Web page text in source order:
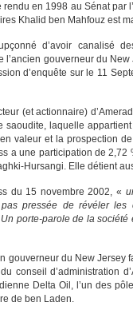
rendu en 1998 au Sénat
Khalid ben Mahfouz est
d’avoir canalisé
l’ancien gouverneur du
d’enquête sur le 11
(et actionnaire)
saoudite, laquelle
valeur et la prospection
a une participation de
Hursangi. Elle détient
du 15 novembre 2002, «
pas pressée de révéler
porte-parole de la
gouverneur du New
conseil d’administration
Delta Oil, l’un des
de ben Laden.